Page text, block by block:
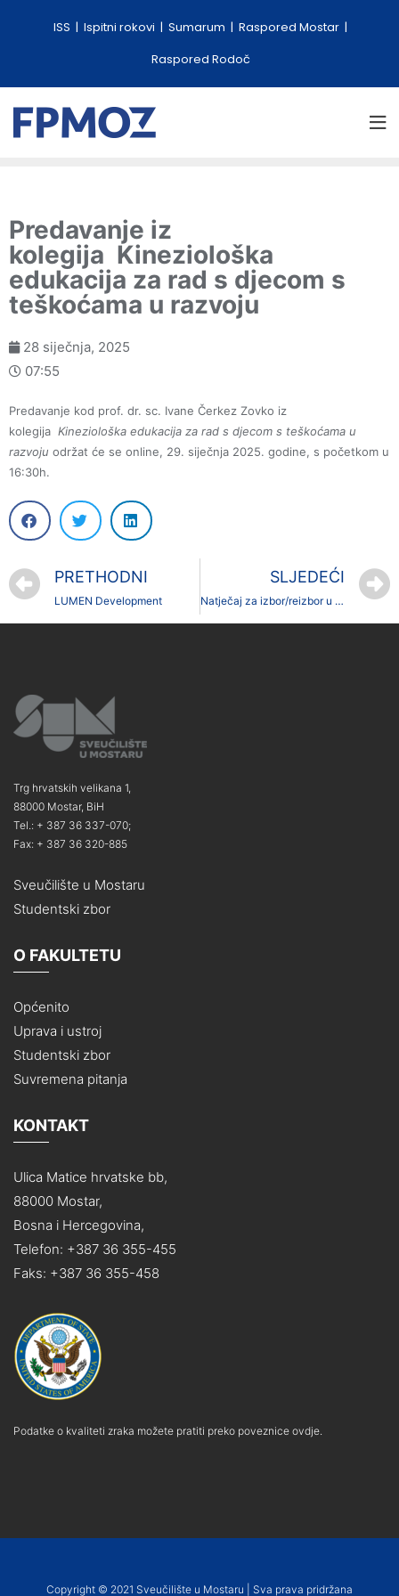
ISS Ispitni rokovi Sumarum
Raspored Mostar
Raspored Rodoč
Predavanje iz
kolegija Kineziološka
edukacija za rad s djecom s
teškoćama u razvoju
28 siječnja, 2025
07:55
Predavanje kod prof. dr. sc. Ivane Čerkez Zovko iz
kolegija Kineziološka edukacija za rad s djecom s teškoćama u
razvoju održat će se online, 29. siječnja 2025. godine, s početkom u
16:30h.
PRETHODNI
LUMEN Development
SLJEDEĆI
Natječaj za izbor/reizbor u znanstveno-nastavna, umjetničko-nastavna i nastavna zvanja
Trg hrvatskih velikana 1,
88000 Mostar, BiH
Tel.: + 387 36 337-070;
Fax: + 387 36 320-885
Sveučilište u Mostaru
Studentski zbor
O FAKULTETU
Općenito
Uprava i ustroj
Studentski zbor
Suvremena pitanja
KONTAKT
Ulica Matice hrvatske bb,
88000 Mostar,
Bosna i Hercegovina,
Telefon: +387 36 355-455
Faks: +387 36 355-458
Podatke o kvaliteti zraka možete pratiti preko poveznice ovdje.
Copyright © 2021 Sveučilište u Mostaru | Sva prava pridržana